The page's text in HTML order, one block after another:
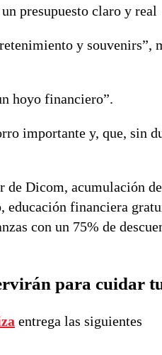
presupuesto claro y real
y souvenirs”,
hoyo financiero”.
importante y, que, sin
de Dicom, acumulación
educación financiera
con un 75% de
para cuidar
entrega las siguientes